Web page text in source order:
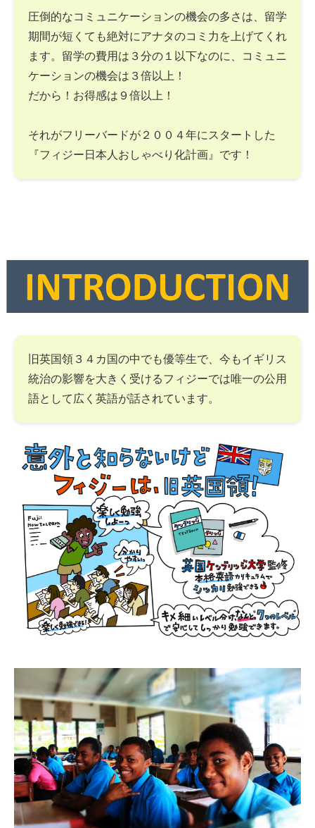
圧倒的なコミュニケーションの機会の多さは、留学
期間が短くても絶対にアナタのコミ力を上げてくれ
ます。留学の費用は３分の１以下なのに、コミュニ
ケーションの機会は３倍以上！
だから！お得感は９倍以上！
それがフリーバードが２００４年にスタートした
『フィジー日本人おしゃべり化計画』です！
旧英国領３４カ国の中でも優等生で、今もイギリス
統治の影響を大きく受けるフィジーでは唯一の公用
語として広く英語が話されています。